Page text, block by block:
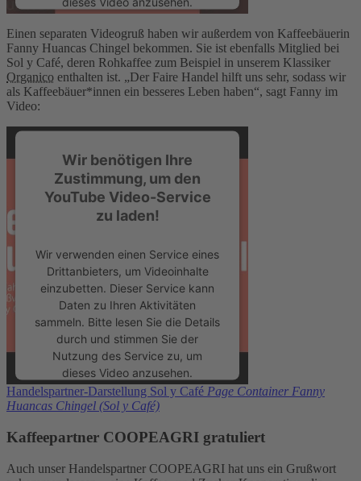
Mehr Informationen
Akzeptieren
powered by
Management Platform
Einen separaten Videogruß haben wir außerdem von Kaffeebäuerin
Fanny Huancas Chingel bekommen. Sie ist ebenfalls Mitglied bei
Sol y Café, deren Rohkaffee zum Beispiel in unserem Klassiker
Organico enthalten ist. „Der Faire Handel hilft uns sehr, sodass wir
als Kaffeebäuer*innen ein besseres Leben haben“, sagt Fanny im
Video:
Wir benötigen Ihre
Zustimmung, um den
YouTube Video-Service
zu laden!
Wir verwenden einen Service eines
Drittanbieters, um Videoinhalte
einzubetten. Dieser Service kann
Daten zu Ihren Aktivitäten
sammeln. Bitte lesen Sie die Details
durch und stimmen Sie der
Nutzung des Service zu, um
dieses Video anzusehen.
Mehr Informationen
Handelspartner-Darstellung Sol y Café Page Container Fanny
Huancas Chingel (Sol y Café)
Kaffeepartner COOPEAGRI gratuliert
Auch unser Handelspartner COOPEAGRI hat uns ein Grußwort